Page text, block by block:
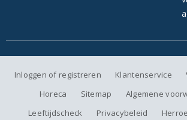
Inloggen of registreren Klantenservice
Horeca
Sitemap
Algemene
Leeftijdscheck
Privacybeleid